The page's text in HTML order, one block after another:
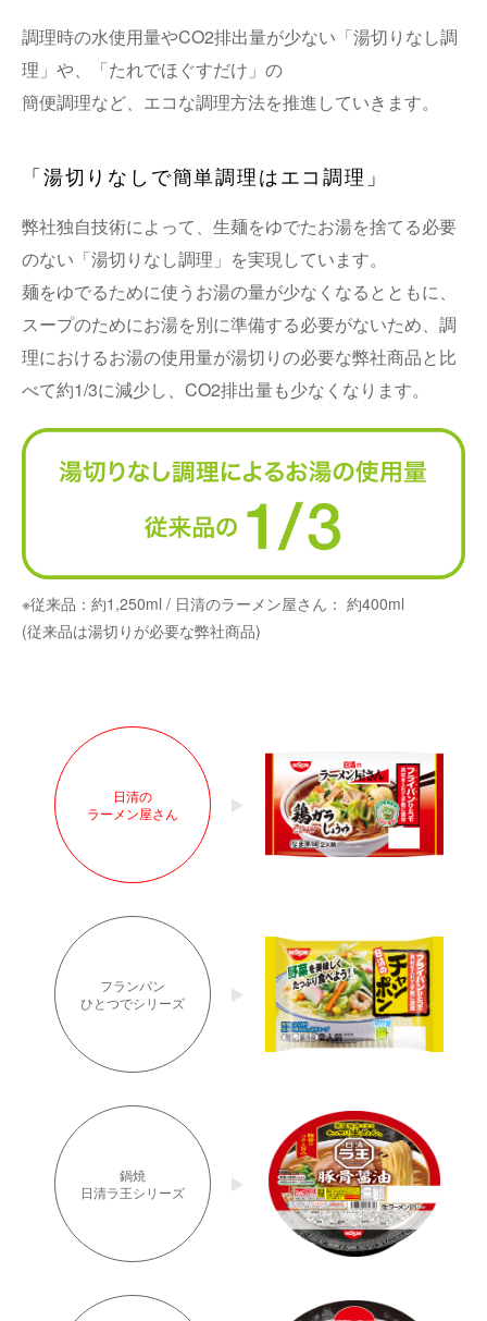
調理時の水使用量やCO2排出量が少ない「湯切りなし調
理」や、「たれでほぐすだけ」の
簡便調理など、エコな調理方法を推進していきます。
「湯切りなしで簡単調理はエコ調理」
弊社独自技術によって、生麺をゆでたお湯を捨てる必要
のない「湯切りなし調理」を実現しています。
麺をゆでるために使うお湯の量が少なくなるとともに、
スープのためにお湯を別に準備する必要がないため、調
理におけるお湯の使用量が湯切りの必要な弊社商品と比
べて約1/3に減少し、CO2排出量も少なくなります。
※従来品：約1,250ml / 日清のラーメン屋さん： 約400ml
(従来品は湯切りが必要な弊社商品)
日清の
ラーメン屋さん
フランパン
ひとつでシリーズ
鍋焼
日清ラ王シリーズ